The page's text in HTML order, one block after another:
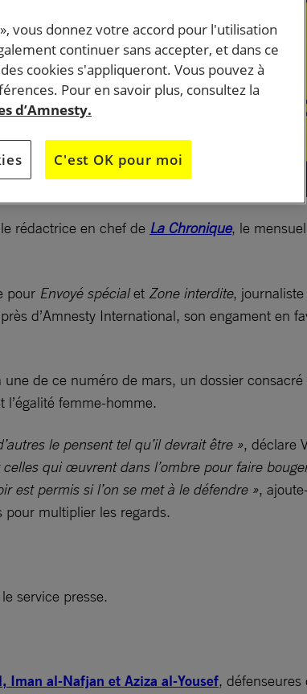
rédactrice en chef de La Chronique, le
pour Envoyé spécialet Zone interdite, journaliste
d’Amnesty International, son engament en
une de ce numéro de mars, un dossier
femme-homme.
le pensent tel qu’il devrait être », déclare
qui œuvrent dans l’ombre pour faire
est permis si l’on se met à le défendre »,
pour multiplier les regards.
service presse.
Iman al-Nafjan et Aziza al-Yousef,
», vous donnez votre accord pour l'utilisation
continuer sans accepter, et dans ce
cookies s'appliqueront. Vous pouvez à
Pour en savoir plus, consultez la
d’Amnesty.
C'est OK pour moi